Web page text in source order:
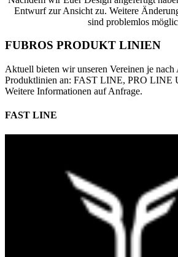
Entwurf zur Ansicht zu. Weitere
sind problemlos
FUBROS PRODUKT LINIEN
Aktuell bieten wir unseren Vereinen je nach
Produktlinien an: FAST LINE, PRO LINE
Weitere Informationen auf Anfrage.
FAST LINE